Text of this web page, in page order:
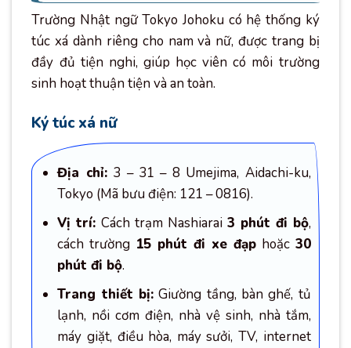
Trường Nhật ngữ Tokyo Johoku có hệ thống ký
túc xá dành riêng cho nam và nữ, được trang bị
đầy đủ tiện nghi, giúp học viên có môi trường
sinh hoạt thuận tiện và an toàn.
Ký túc xá nữ
Địa chỉ:3 – 31 – 8 Umejima, Aidachi-ku,
Tokyo (Mã bưu điện: 121 – 0816).
Vị trí: Cách trạm Nashiarai 3 phút đi bộ,
cách trường 15 phút đi xe đạphoặc 30
phút đi bộ.
Trang thiết bị: Giường tầng, bàn ghế, tủ
lạnh, nồi cơm điện, nhà vệ sinh, nhà tắm,
máy giặt, điều hòa, máy sưởi, TV, internet